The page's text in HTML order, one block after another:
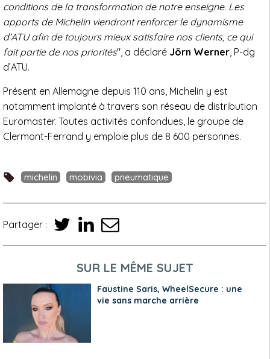
conditions de la transformation de notre enseigne. Les
apports de Michelin viendront renforcer le dynamisme
d’ATU afin de toujours mieux satisfaire nos clients, ce qui
fait partie de nos priorités", a déclaré Jörn Werner, P-dg
d’ATU.
Présent en Allemagne depuis 110 ans, Michelin y est
notamment implanté à travers son réseau de distribution
Euromaster. Toutes activités confondues, le groupe de
Clermont-Ferrand y emploie plus de 8 600 personnes.
michelin mobivia pneumatique
Partager :
SUR LE MÊME SUJET
Faustine Saris, WheelSecure : une
vie sans marche arrière